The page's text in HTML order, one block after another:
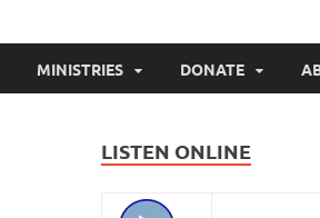
MINISTRIES DONATE
LISTEN ONLINE